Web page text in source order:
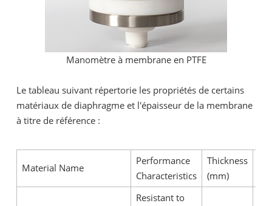
Manomètre à membrane en PTFE
Le tableau suivant répertorie les propriétés de certains
matériaux de diaphragme et l'épaisseur de la membrane
à titre de référence :
Material Name
Performance
Characteristics
Thickness
(mm)
Resistant to